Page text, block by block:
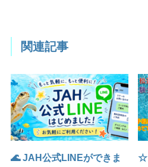
関連記事
🌊 JAH公式LINEができま
☆